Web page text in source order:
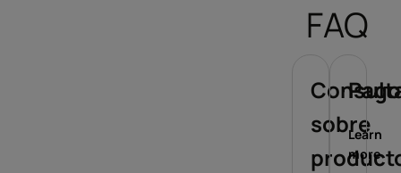
FAQ
sobre
Learn
more